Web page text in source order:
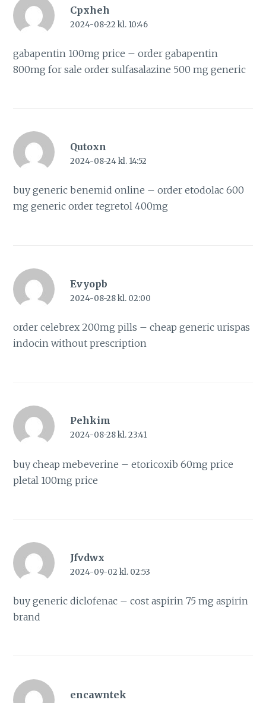
Cpxheh
2024-08-22 kl. 10:46
gabapentin 100mg price –order gabapentin
800mg for sale order sulfasalazine 500 mg generic
Qutoxn
2024-08-24 kl. 14:52
buy generic benemid online –order etodolac 600
mg generic order tegretol 400mg
Evyopb
2024-08-28 kl. 02:00
order celebrex 200mg pills –cheap generic urispas
indocin without prescription
Pehkim
2024-08-28 kl. 23:41
buy cheap mebeverine –etoricoxib 60mg price
pletal 100mg price
Jfvdwx
2024-09-02 kl. 02:53
buy generic diclofenac –cost aspirin 75 mg aspirin
brand
encawntek